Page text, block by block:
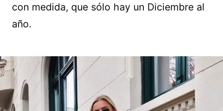
con medida, que sólo hay un Diciembre al
año.